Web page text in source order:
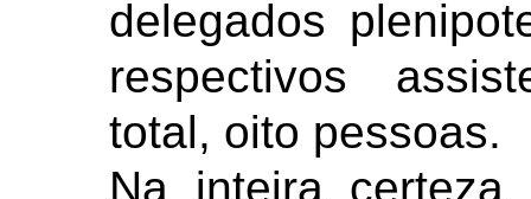
delegados
respectivos
total, oito pessoas.
Na inteira